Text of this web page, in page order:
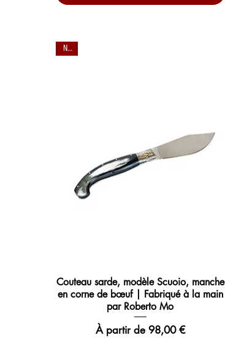
New
Couteau sarde, modèle Scuoio, manche
en corne de bœuf | Fabriqué à la main
par Roberto Mo
À partir de 98,00 €
Prix promotionnel